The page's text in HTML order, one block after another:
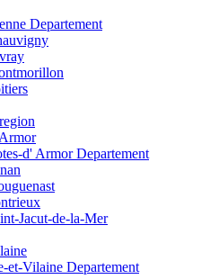
Departement
d' Armor Departement
Jacut-de-la-Mer
et-Vilaine Departement